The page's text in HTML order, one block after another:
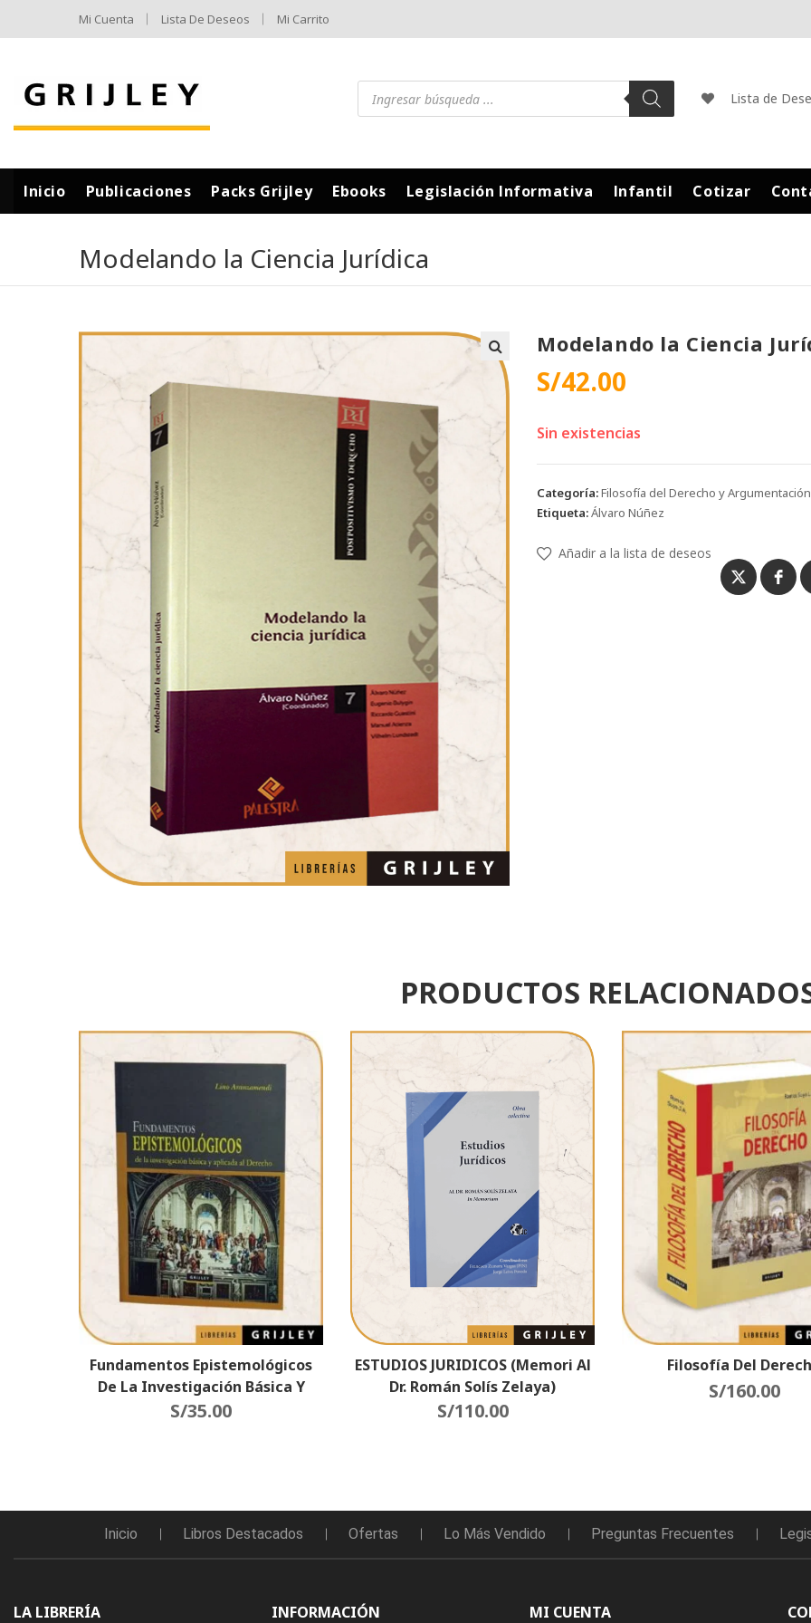
Mi Cuenta Lista De Deseos Mi Carrito
Lista de
Inicio Publicaciones Packs Grijley Ebooks Legislación Informativa Infantil Cotizar
Modelando la Ciencia Jurídica
Modelando la Ciencia
S/42.00
Sin existencias
Categoría:Filosofía del Derecho y
Etiqueta:Álvaro Núñez
Añadir a la lista de deseos
PRODUCTOS
Fundamentos Epistemológicos
De La Investigación Básica Y
Aplicada Al Derecho
S/35.00
ESTUDIOS JURIDICOS (Memori Al
Dr. Román Solís Zelaya)
S/110.00
Filosofía Del
S/160.00
Inicio Libros Destacados Ofertas Lo Más Vendido Preguntas Frecuentes
LA LIBRERÍA INFORMACIÓN MI CUENTA